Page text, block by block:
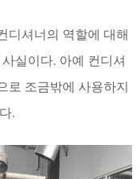
디셔너의 역할에 대해
실이다. 아예 컨디셔
로 조금밖에 사용하지
.